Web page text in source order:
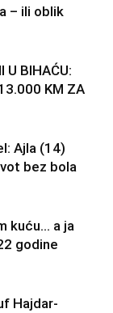
– ili oblik
U BIHAĆU:
KM ZA
Ajla (14)
bez bola
kuću… a ja
godine
Hajdar-